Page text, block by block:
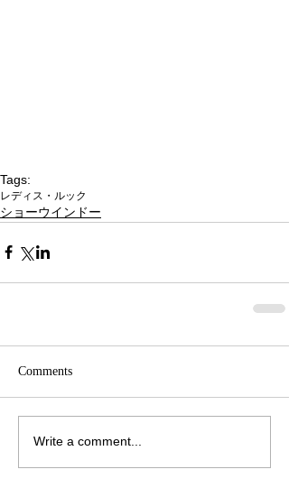
Tags:
レディス・ルック
ショーウインドー
Comments
Write a comment...